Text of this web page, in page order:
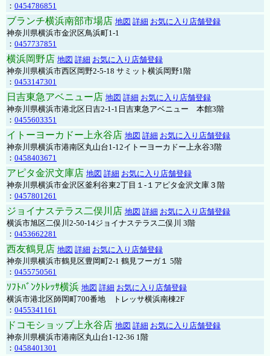
： 0454786851
ブランチ横浜南部市場店 地図 詳細 お気に入り店舗登録
神奈川県横浜市金沢区鳥浜町1-1
： 0457737851
横浜岡野店 地図 詳細 お気に入り店舗登録
神奈川県横浜市西区岡野2-5-18 サミット横浜岡野1階
： 0453147301
日吉東急アベニュー店 地図 詳細 お気に入り店舗登録
神奈川県横浜市港北区日吉2-1-1日吉東急アベニュー 本館3階
： 0455603351
イトーヨーカドー上永谷店 地図 詳細 お気に入り店舗登録
神奈川県横浜市港南区丸山台1-12イトーヨーカドー上永谷3階
： 0458403671
アピタ金沢文庫店 地図 詳細 お気に入り店舗登録
神奈川県横浜市金沢区釜利谷東2丁目１-１アピタ金沢文庫３階
： 0457801261
ジョイナステラス二俣川店 地図 詳細 お気に入り店舗登録
横浜市旭区二俣川2-50-14ジョイナステラス二俣川 3階
： 0453662281
西友鶴見店 地図 詳細 お気に入り店舗登録
神奈川県横浜市鶴見区豊岡町2-1 鶴見フーガ１ 5階
： 0455750561
ｿﾌﾄﾊﾞﾝｸﾄﾚｯｻ横浜 地図 詳細 お気に入り店舗登録
横浜市港北区師岡町700番地 トレッサ横浜南棟2F
： 0455341161
ドコモショップ上永谷店 地図 詳細 お気に入り店舗登録
神奈川県横浜市港南区丸山台1-12-36 1階
： 0458401301